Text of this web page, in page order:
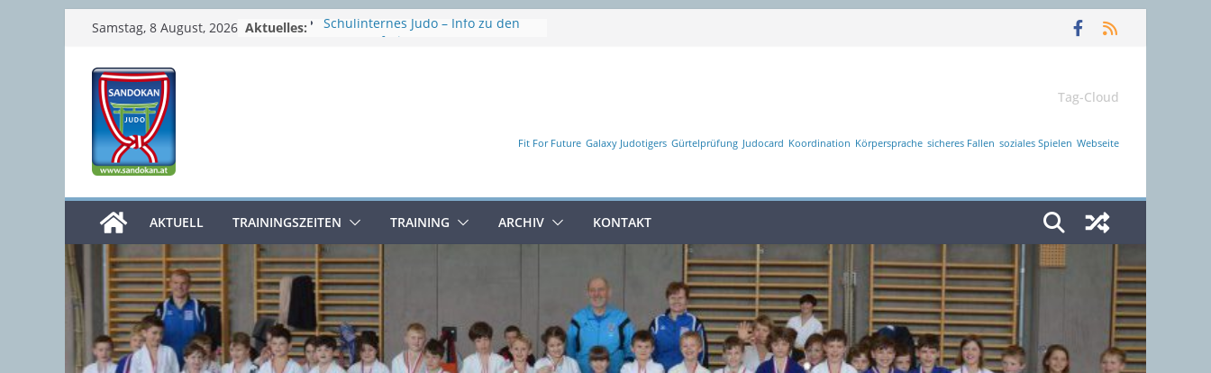
Zum
springen
Samstag, 8 August, 2026 Aktuelles:
Schulinternes Judo – Info zu den
Tag-Cloud
Fit For Future Galaxy Judotigers Gürtelprüfung Judocard Koordination Körpersprache sicheres Fallen soziales Spielen Webseite
AKTUELL TRAININGSZEITEN TRAINING ARCHIV KONTAKT